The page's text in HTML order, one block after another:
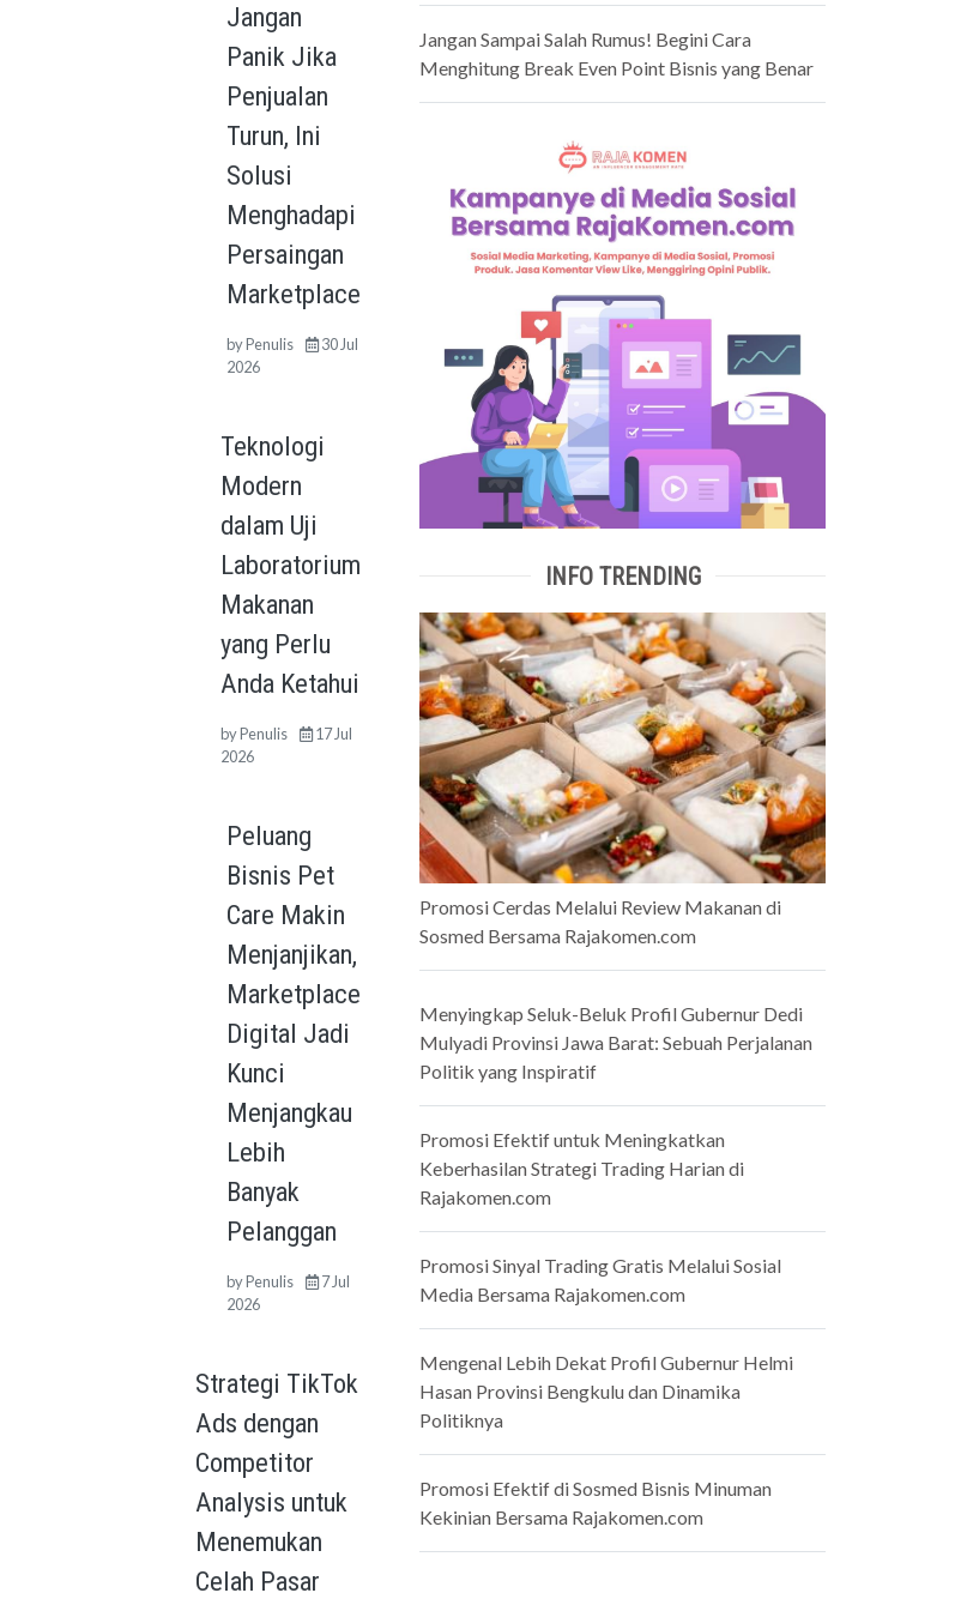
Jangan
Panik Jika
Penjualan
Turun, Ini
Solusi
Menghadapi
Persaingan
Marketplace
byPenulis
30 Jul
2026
Teknologi
Modern
dalam Uji
Laboratorium
Makanan
yang Perlu
Anda Ketahui
byPenulis
17 Jul
2026
Peluang
Bisnis Pet
Care Makin
Menjanjikan,
Marketplace
Digital Jadi
Kunci
Menjangkau
Lebih
Banyak
Pelanggan
byPenulis
7 Jul
2026
Strategi TikTok
Ads dengan
Competitor
Analysis untuk
Menemukan
Celah Pasar
Jangan Sampai Salah Rumus! Begini Cara
Menghitung Break Even Point Bisnis yang Benar
INFO TRENDING
Promosi Cerdas Melalui Review Makanan di
Sosmed Bersama Rajakomen.com
Menyingkap Seluk-Beluk Profil Gubernur Dedi
Mulyadi Provinsi Jawa Barat: Sebuah Perjalanan
Politik yang Inspiratif
Promosi Efektif untuk Meningkatkan
Keberhasilan Strategi Trading Harian di
Rajakomen.com
Promosi Sinyal Trading Gratis Melalui Sosial
Media Bersama Rajakomen.com
Mengenal Lebih Dekat Profil Gubernur Helmi
Hasan Provinsi Bengkulu dan Dinamika
Politiknya
Promosi Efektif di Sosmed Bisnis Minuman
Kekinian Bersama Rajakomen.com